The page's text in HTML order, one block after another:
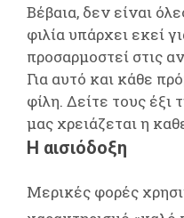
Βέβαια, δεν είναι
φιλία υπάρχει εκεί
προσαρμοστεί στις
Για αυτό και κάθε
φίλη. Δείτε τους έξι
μας χρειάζεται η
Η αισιόδοξη
Μερικές φορές